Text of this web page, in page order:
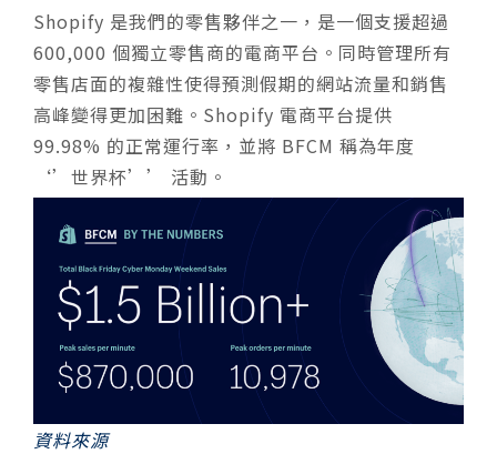
Shopify 是我們的零售夥伴之一，是一個支援超過
600,000 個獨立零售商的電商平台。同時管理所有
零售店面的複雜性使得預測假期的網站流量和銷售
高峰變得更加困難。Shopify 電商平台提供
99.98% 的正常運行率，並將 BFCM 稱為年度
‘’世界杯’’ 活動。
資料來源